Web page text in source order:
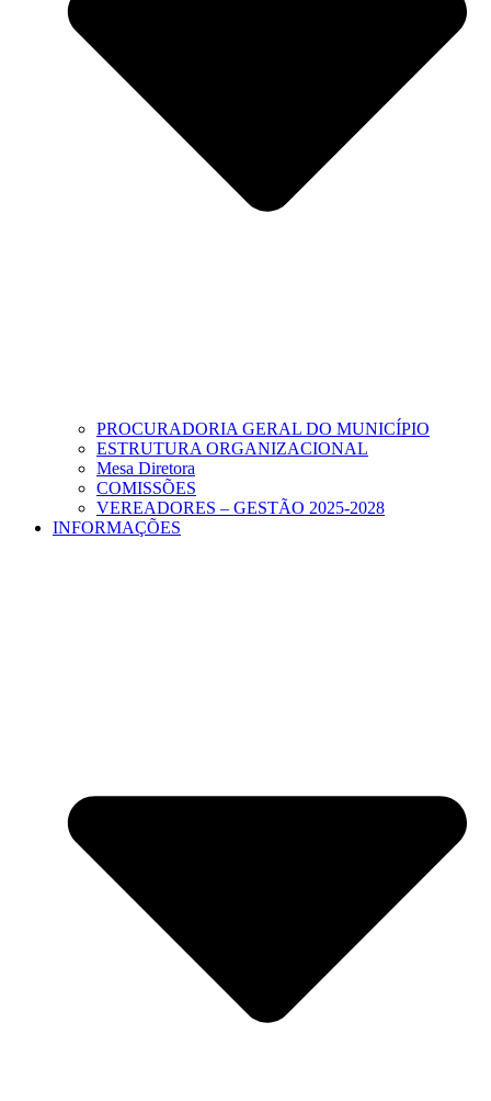
PROCURADORIA GERAL DO MUNICÍPIO
ESTRUTURA ORGANIZACIONAL
Mesa Diretora
COMISSÕES
VEREADORES – GESTÃO 2025-2028
INFORMAÇÕES